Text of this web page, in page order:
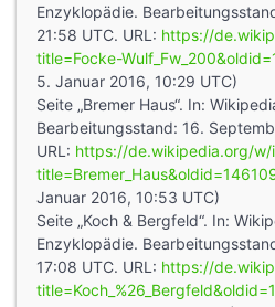
Enzyklopädie.
21:58 UTC. URL: https://
title=Focke-
5. Januar 2016, 10:29 UTC)
Seite „Bremer Haus“. In:
Bearbeitungsstand: 16.
URL: https://de.wikipedia.org/w/
Januar 2016, 10:53 UTC)
Seite „Koch & Bergfeld“. In:
Enzyklopädie.
17:08 UTC. URL: https://